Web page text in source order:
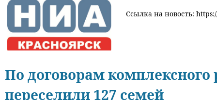
Ссылка на новость:
По договорам комплексного
переселили 127 семей